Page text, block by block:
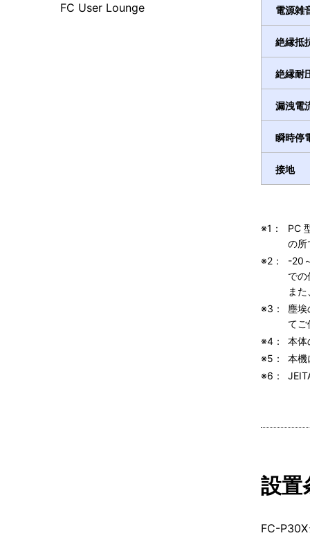
FC User Lounge 電源雑
絶縁抵
絶縁耐
漏洩電
瞬時停
接地
※1：
PC
の所
※2：
-20
での
ま
※3：
塵
てご
※4：
本体
※5：
本機
※6：
設置
FC-